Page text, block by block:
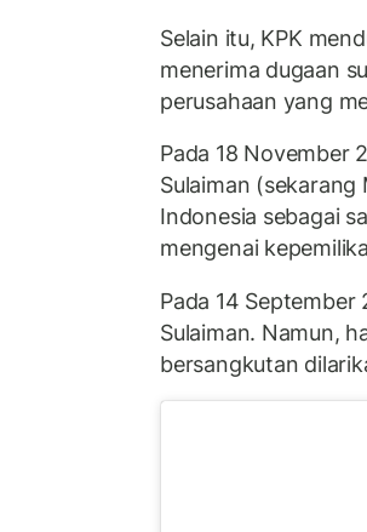
Selain itu, KPK
menerima dugaan
perusahaan yang
Pada 18 November
Sulaiman
Indonesia sebagai
mengenai
Pada 14 September
Sulaiman. Namun,
bersangkutan